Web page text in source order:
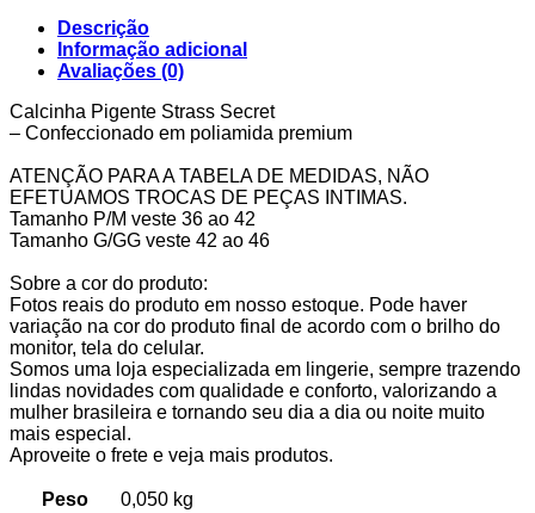
Descrição
Informação adicional
Avaliações (0)
Calcinha Pigente Strass Secret
– Confeccionado em poliamida premium
ATENÇÃO PARA A TABELA DE MEDIDAS, NÃO
EFETUAMOS TROCAS DE PEÇAS INTIMAS.
Tamanho P/M veste 36 ao 42
Tamanho G/GG veste 42 ao 46
Sobre a cor do produto:
Fotos reais do produto em nosso estoque. Pode haver
variação na cor do produto final de acordo com o brilho do
monitor, tela do celular.
Somos uma loja especializada em lingerie, sempre trazendo
lindas novidades com qualidade e conforto, valorizando a
mulher brasileira e tornando seu dia a dia ou noite muito
mais especial.
Aproveite o frete e veja mais produtos.
Peso 0,050 kg